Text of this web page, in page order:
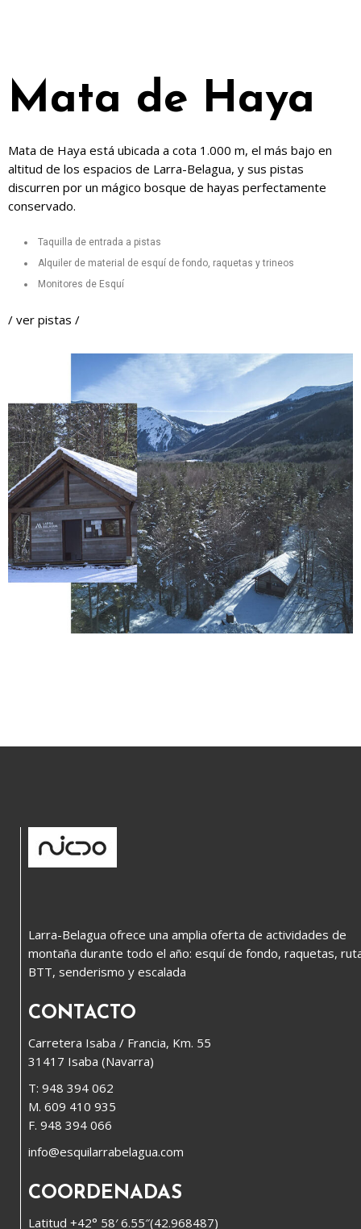
Mata de Haya
Mata de Haya está ubicada a cota 1.000 m, el más bajo en
altitud de los espacios de Larra-Belagua, y sus pistas
discurren por un mágico bosque de hayas perfectamente
conservado.
Taquilla de entrada a pistas
Alquiler de material de esquí de fondo, raquetas y trineos
Monitores de Esquí
/ ver pistas /
Larra-Belagua ofrece una amplia oferta de actividades de
montaña durante todo el año: esquí de fondo, raquetas,
BTT, senderismo y escalada
CONTACTO
Carretera Isaba / Francia, Km. 55
31417 Isaba (Navarra)
T: 948 394 062
M. 609 410 935
F. 948 394 066
info@esquilarrabelagua.com
COORDENADAS
Latitud +42° 58′ 6.55″(42.968487)